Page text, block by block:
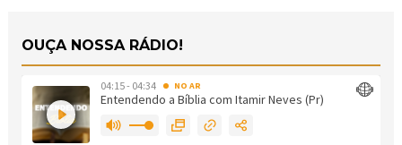
OUÇA NOSSA RÁDIO!